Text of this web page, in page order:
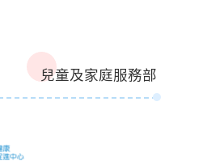
兒童及家庭服務部